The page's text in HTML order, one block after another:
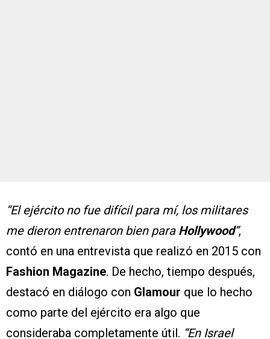
“El ejército no fue difícil para mí, los militares
me dieron entrenaron bien para Hollywood”,
contó en una entrevista que realizó en 2015 con
Fashion Magazine. De hecho, tiempo después,
destacó en diálogo con Glamour que lo hecho
como parte del ejército era algo que
consideraba completamente útil. “En Israel